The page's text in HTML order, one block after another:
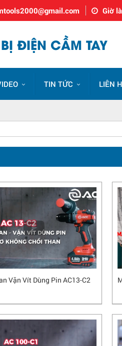
Giờ
ĐIỆN CẦM TAY
TIN TỨC LIÊN
Vặn Vít Dùng Pin AC13-C2